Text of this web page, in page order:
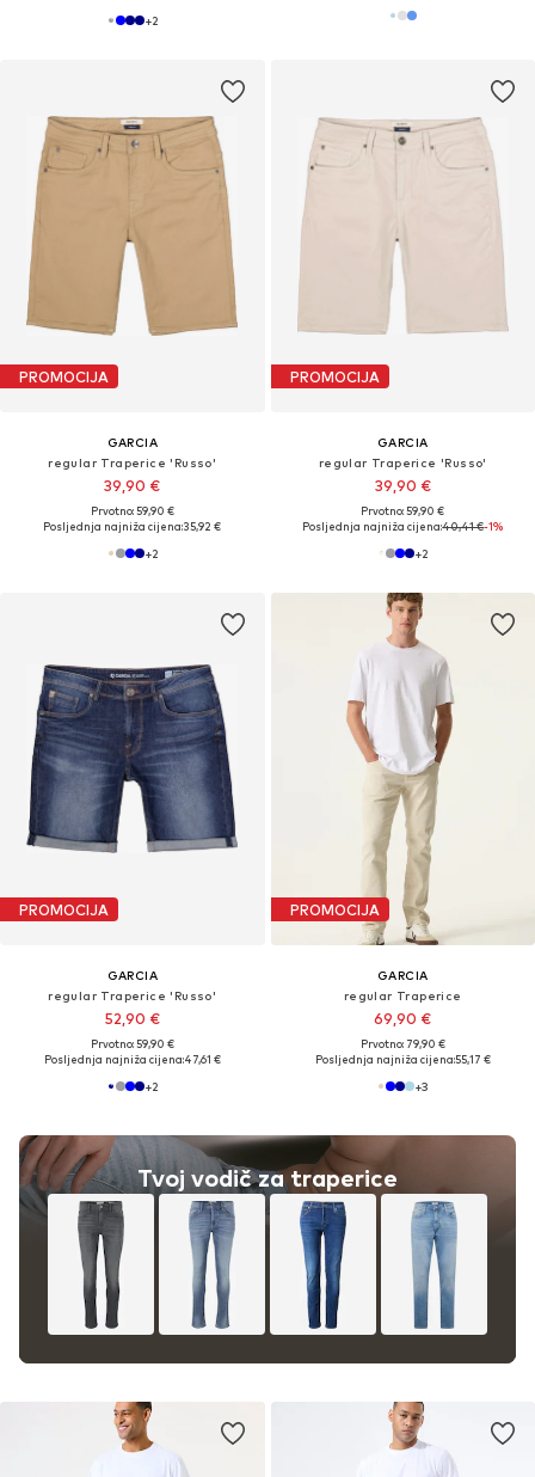
+2
PROMOCIJA
GARCIA
regular Traperice 'Russo'
39,90 €
Prvotno: 59,90 €
Posljednja najniža cijena:35,92 €
+2
PROMOCIJA
GARCIA
regular Traperice 'Russo'
39,90 €
Prvotno: 59,90 €
Posljednja najniža cijena:40,41 €-1%
+2
PROMOCIJA
GARCIA
regular Traperice 'Russo'
52,90 €
Prvotno: 59,90 €
Posljednja najniža cijena:47,61 €
+2
Tvoj vodič za traperice
PROMOCIJA
GARCIA
regular Traperice
69,90 €
Prvotno: 79,90 €
Posljednja najniža cijena:55,17 €
+3